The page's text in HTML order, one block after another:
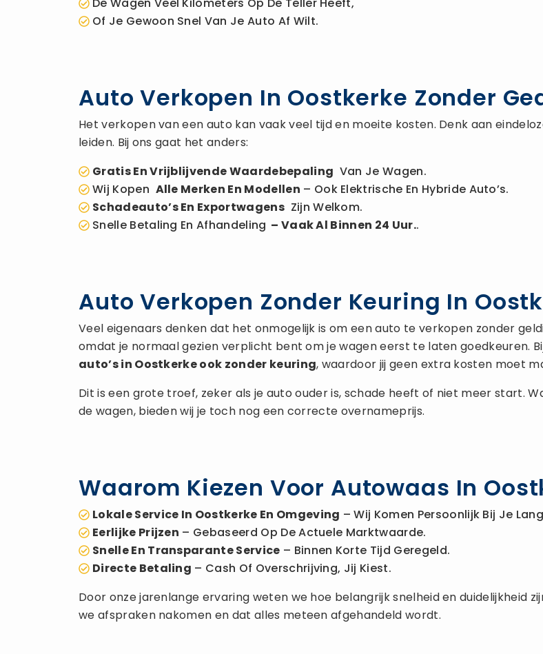
Of Je Gewoon Snel Van Je Auto Af Wilt.
Auto Verkopen In Oostkerke Zonder
Het verkopen van een auto kan vaak veel tijd en moeite kosten. Denk aan
leiden. Bij ons gaat het anders:
Gratis En Vrijblijvende Waardebepaling Van Je Wagen.
Wij Kopen Alle Merken En Modellen – Ook Elektrische En Hybride Auto’s.
Schadeauto’s En ExportwagensZijn Welkom.
Snelle Betaling En Afhandeling – Vaak Al Binnen 24 Uur..
Auto Verkopen Zonder Keuring In
Veel eigenaars denken dat het onmogelijk is om een auto te verkopen zonder
omdat je normaal gezien verplicht bent om je wagen eerst te laten goedkeuren.
auto’s in Oostkerke ook zonder keuring, waardoor jij geen extra kosten moet
Dit is een grote troef, zeker als je auto ouder is, schade heeft of niet meer start.
de wagen, bieden wij je toch nog een correcte overnameprijs.
Waarom Kiezen Voor Autowaas In
Lokale Service In Oostkerke En Omgeving – Wij Komen Persoonlijk Bij Je
Eerlijke Prijzen – Gebaseerd Op De Actuele Marktwaarde.
Snelle En Transparante Service – Binnen Korte Tijd Geregeld.
Directe Betaling – Cash Of Overschrijving, Jij Kiest.
Door onze jarenlange ervaring weten we hoe belangrijk snelheid en duidelijkheid
we afspraken nakomen en dat alles meteen afgehandeld wordt.